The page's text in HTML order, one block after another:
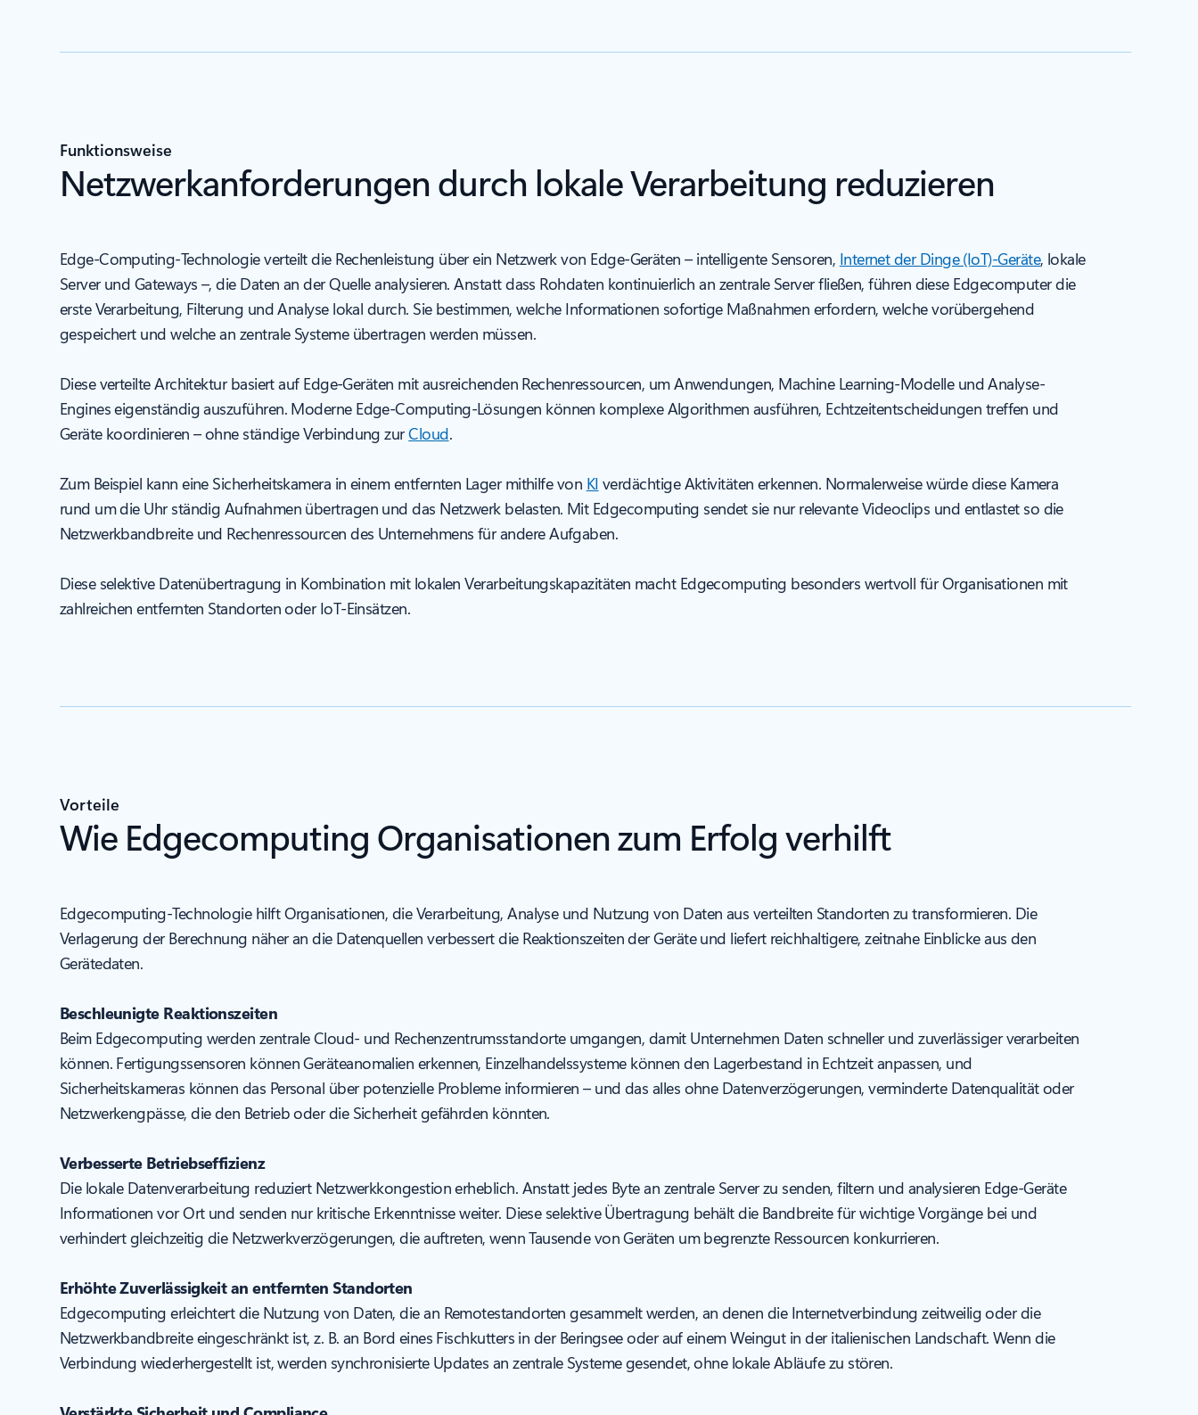
Funktionsweise
Netzwerkanforderungen durch lokale Verarbeitung reduzieren
Edge-Computing-Technologie verteilt die Rechenleistung über ein Netzwerk von Edge-Geräten – intelligente Sensoren, Internet der Dinge (IoT)-Geräte, lokale
Server und Gateways –, die Daten an der Quelle analysieren. Anstatt dass Rohdaten kontinuierlich an zentrale Server fließen, führen diese Edgecomputer die
erste Verarbeitung, Filterung und Analyse lokal durch. Sie bestimmen, welche Informationen sofortige Maßnahmen erfordern, welche vorübergehend
gespeichert und welche an zentrale Systeme übertragen werden müssen.
Diese verteilte Architektur basiert auf Edge-Geräten mit ausreichenden Rechenressourcen, um Anwendungen, Machine Learning-Modelle und Analyse-
Engines eigenständig auszuführen. Moderne Edge-Computing-Lösungen können komplexe Algorithmen ausführen, Echtzeitentscheidungen treffen und
Geräte koordinieren – ohne ständige Verbindung zurCloud.
Zum Beispiel kann eine Sicherheitskamera in einem entfernten Lager mithilfe von KI verdächtige Aktivitäten erkennen. Normalerweise würde diese Kamera
rund um die Uhr ständig Aufnahmen übertragen und das Netzwerk belasten. Mit Edgecomputing sendet sie nur relevante Videoclips und entlastet so die
Netzwerkbandbreite und Rechenressourcen des Unternehmens für andere Aufgaben.
Diese selektive Datenübertragung in Kombination mit lokalen Verarbeitungskapazitäten macht Edgecomputing besonders wertvoll für Organisationen mit
zahlreichen entfernten Standorten oder IoT-Einsätzen.
Vorteile
Wie Edgecomputing Organisationen zum Erfolg verhilft
Edgecomputing-Technologie hilft Organisationen, die Verarbeitung, Analyse und Nutzung von Daten aus verteilten Standorten zu transformieren. Die
Verlagerung der Berechnung näher an die Datenquellen verbessert die Reaktionszeiten der Geräte und liefert reichhaltigere, zeitnahe Einblicke aus den
Gerätedaten.
Beschleunigte Reaktionszeiten
Beim Edgecomputing werden zentrale Cloud- und Rechenzentrumsstandorte umgangen, damit Unternehmen Daten schneller und zuverlässiger verarbeiten
können. Fertigungssensoren können Geräteanomalien erkennen, Einzelhandelssysteme können den Lagerbestand in Echtzeit anpassen, und
Sicherheitskameras können das Personal über potenzielle Probleme informieren – und das alles ohne Datenverzögerungen, verminderte Datenqualität oder
Netzwerkengpässe, die den Betrieb oder die Sicherheit gefährden könnten.
Verbesserte Betriebseffizienz
Die lokale Datenverarbeitung reduziert Netzwerkkongestion erheblich. Anstatt jedes Byte an zentrale Server zu senden, filtern und analysieren Edge-Geräte
Informationen vor Ort und senden nur kritische Erkenntnisse weiter. Diese selektive Übertragung behält die Bandbreite für wichtige Vorgänge bei und
verhindert gleichzeitig die Netzwerkverzögerungen, die auftreten, wenn Tausende von Geräten um begrenzte Ressourcen konkurrieren.
Erhöhte Zuverlässigkeit an entfernten Standorten
Edgecomputing erleichtert die Nutzung von Daten, die an Remotestandorten gesammelt werden, an denen die Internetverbindung zeitweilig oder die
Netzwerkbandbreite eingeschränkt ist, z. B. an Bord eines Fischkutters in der Beringsee oder auf einem Weingut in der italienischen Landschaft. Wenn die
Verbindung wiederhergestellt ist, werden synchronisierte Updates an zentrale Systeme gesendet, ohne lokale Abläufe zu stören.